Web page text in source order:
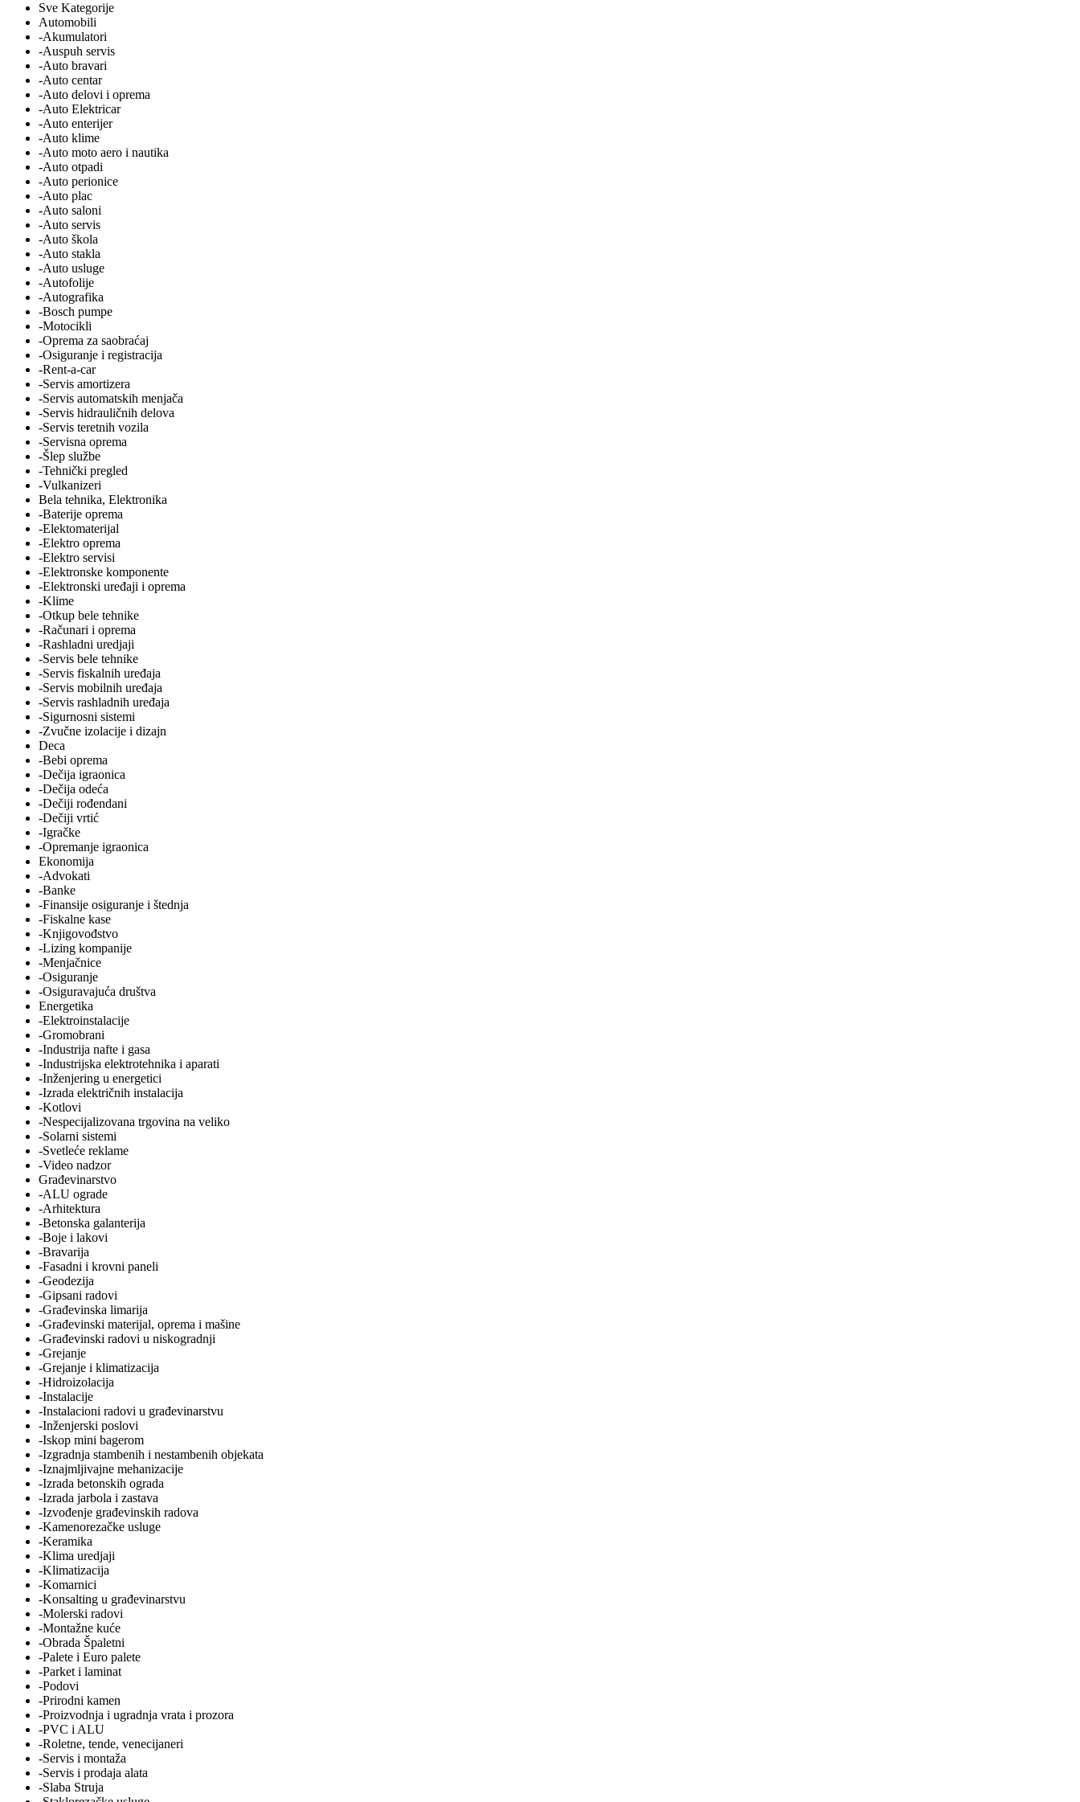
Sve Kategorije
Automobili
-Akumulatori
-Auspuh servis
-Auto bravari
-Auto centar
-Auto delovi i oprema
-Auto Elektricar
-Auto enterijer
-Auto klime
-Auto moto aero i nautika
-Auto otpadi
-Auto perionice
-Auto plac
-Auto saloni
-Auto servis
-Auto škola
-Auto stakla
-Auto usluge
-Autofolije
-Autografika
-Bosch pumpe
-Motocikli
-Oprema za saobraćaj
-Osiguranje i registracija
-Rent-a-car
-Servis amortizera
-Servis automatskih menjača
-Servis hidrauličnih delova
-Servis teretnih vozila
-Servisna oprema
-Šlep službe
-Tehnički pregled
-Vulkanizeri
Bela tehnika, Elektronika
-Baterije oprema
-Elektomaterijal
-Elektro oprema
-Elektro servisi
-Elektronske komponente
-Elektronski uređaji i oprema
-Klime
-Otkup bele tehnike
-Računari i oprema
-Rashladni uredjaji
-Servis bele tehnike
-Servis fiskalnih uređaja
-Servis mobilnih uređaja
-Servis rashladnih uređaja
-Sigurnosni sistemi
-Zvučne izolacije i dizajn
Deca
-Bebi oprema
-Dečija igraonica
-Dečija odeća
-Dečiji rođendani
-Dečiji vrtić
-Igračke
-Opremanje igraonica
Ekonomija
-Advokati
-Banke
-Finansije osiguranje i štednja
-Fiskalne kase
-Knjigovođstvo
-Lizing kompanije
-Menjačnice
-Osiguranje
-Osiguravajuća društva
Energetika
-Elektroinstalacije
-Gromobrani
-Industrija nafte i gasa
-Industrijska elektrotehnika i aparati
-Inženjering u energetici
-Izrada električnih instalacija
-Kotlovi
-Nespecijalizovana trgovina na veliko
-Solarni sistemi
-Svetleće reklame
-Video nadzor
Građevinarstvo
-ALU ograde
-Arhitektura
-Betonska galanterija
-Boje i lakovi
-Bravarija
-Fasadni i krovni paneli
-Geodezija
-Gipsani radovi
-Građevinska limarija
-Građevinski materijal, oprema i mašine
-Građevinski radovi u niskogradnji
-Grejanje
-Grejanje i klimatizacija
-Hidroizolacija
-Instalacije
-Instalacioni radovi u građevinarstvu
-Inženjerski poslovi
-Iskop mini bagerom
-Izgradnja stambenih i nestambenih objekata
-Iznajmljivajne mehanizacije
-Izrada betonskih ograda
-Izrada jarbola i zastava
-Izvođenje građevinskih radova
-Kamenorezačke usluge
-Keramika
-Klima uredjaji
-Klimatizacija
-Komarnici
-Konsalting u građevinarstvu
-Molerski radovi
-Montažne kuće
-Obrada Špaletni
-Palete i Euro palete
-Parket i laminat
-Podovi
-Prirodni kamen
-Proizvodnja i ugradnja vrata i prozora
-PVC i ALU
-Roletne, tende, venecijaneri
-Servis i montaža
-Servis i prodaja alata
-Slaba Struja